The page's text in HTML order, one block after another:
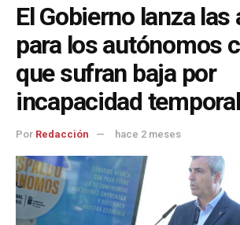
El Gobierno lanza las
para los autónomos
que sufran baja por
incapacidad temporal
Por Redacción hace 2 meses